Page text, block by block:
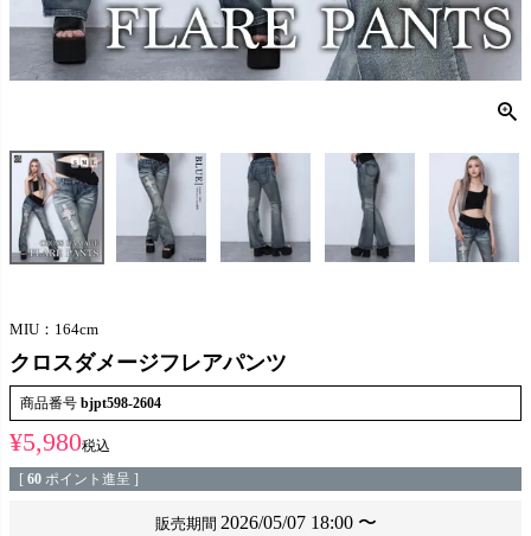
MIU：164cm
クロスダメージフレアパンツ
商品番号 bjpt598-2604
¥5,980税込
[ 60 ポイント進呈 ]
販売期間 2026/05/07 18:00 〜